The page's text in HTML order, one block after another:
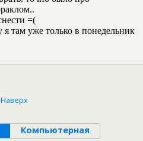
Наверх
Компьютерная